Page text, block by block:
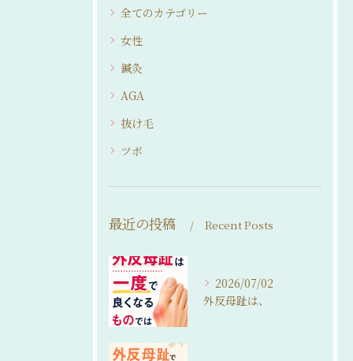
全てのカテゴリー
女性
鍼灸
AGA
抜け毛
ツボ
最近の投稿 Recent Posts
2026/07/02
外反母趾は、